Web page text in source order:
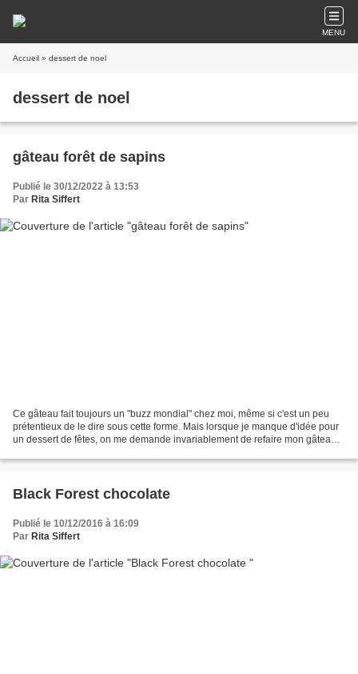
MENU
Accueil » dessert de noel
dessert de noel
gâteau forêt de sapins
Publié le 30/12/2022 à 13:53
Par Rita Siffert
Ce gâteau fait toujours un "buzz mondial" chez moi, même si c'est un peu
prétentieux de le dire sous cette forme. Mais lorsque je manque d'idée pour
un dessert de fêtes, on me demande invariablement de refaire mon gâteau
Black Forest chocolate
Publié le 10/12/2016 à 16:09
Par Rita Siffert